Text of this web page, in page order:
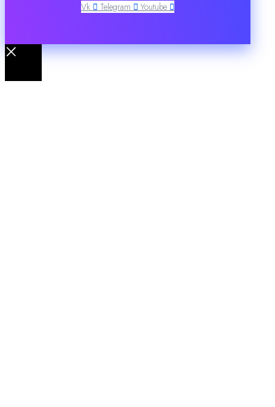
Vk Telegram Youtube